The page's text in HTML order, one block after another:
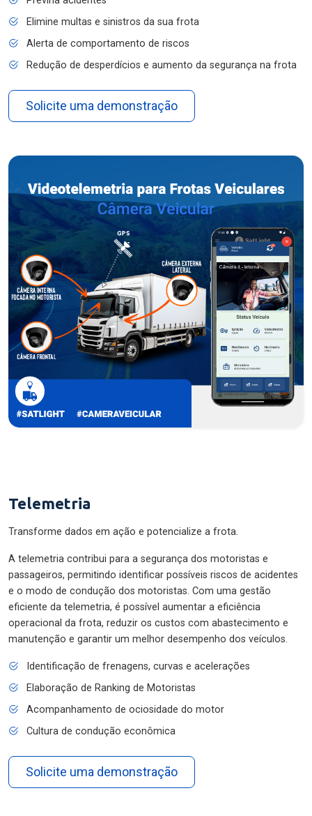
Elimine multas e sinistros da sua frota
Alerta de comportamento de riscos
Redução de desperdícios e aumento da segurança na frota
Solicite uma demonstração
Telemetria
Transforme dados em ação e potencialize a frota.
A telemetria contribui para a segurança dos motoristas e
passageiros, permitindo identificar possíveis riscos de acidentes
e o modo de condução dos motoristas. Com uma gestão
eficiente da telemetria, é possível aumentar a eficiência
operacional da frota, reduzir os custos com abastecimento e
manutenção e garantir um melhor desempenho dos veículos.
Identificação de frenagens, curvas e acelerações
Elaboração de Ranking de Motoristas
Acompanhamento de ociosidade do motor
Cultura de condução econômica
Solicite uma demonstração